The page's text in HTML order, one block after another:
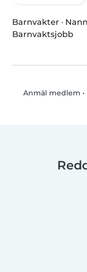
Barnvakter ·
Barnvaktsjobb
Anmäl medlem •